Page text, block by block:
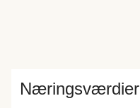
Næringsværdier